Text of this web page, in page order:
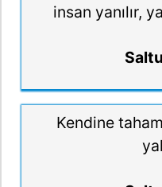
insan yanılır,
Kendine